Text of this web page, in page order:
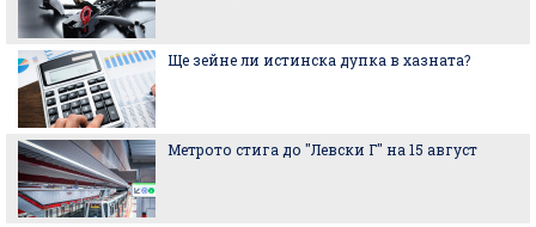
Ще зейне ли истинска дупка в хазната?
Метрото стига до "Левски Г" на 15 август